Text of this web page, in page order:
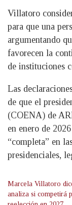
Villatoro
para que una
argumentando
favorecen la
de instituciones
Las
de que el
(COENA) de
en enero de
“completa” en
presidenciales,
Marcela Villatoro
analiza si competirá